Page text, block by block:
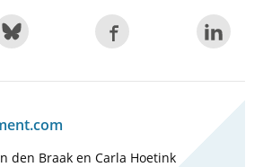
den Braak en Carla Hoetink